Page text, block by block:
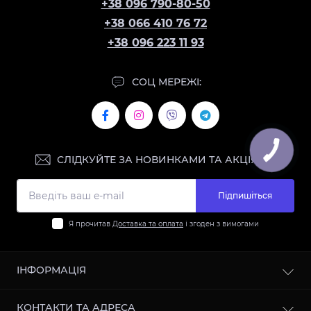
+38 096 790-80-50
+38 066 410 76 72
+38 096 223 11 93
СОЦ МЕРЕЖІ:
СЛІДКУЙТЕ ЗА НОВИНКАМИ ТА АКЦІЯМИ:
Підпишіться
Я прочитав Доставка та оплата і згоден з вимогами
ІНФОРМАЦІЯ
КОНТАКТИ ТА АДРЕСА